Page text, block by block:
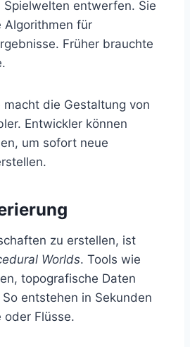
entwerfen. Sie
Algorithmen für
Früher brauchte
macht die Gestaltung von
Entwickler können
um sofort neue
zu erstellen, ist
Worlds. Tools wie
topografische Daten
entstehen in Sekunden
oder Flüsse.